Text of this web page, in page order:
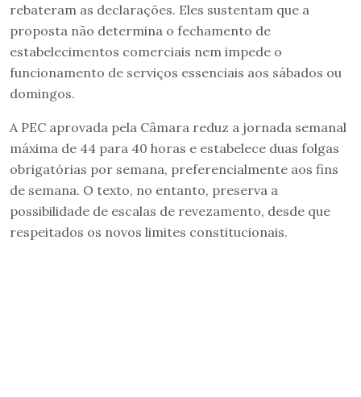
rebateram as declarações. Eles sustentam que a
proposta não determina o fechamento de
estabelecimentos comerciais nem impede o
funcionamento de serviços essenciais aos sábados ou
domingos.
A PEC aprovada pela Câmara reduz a jornada semanal
máxima de 44 para 40 horas e estabelece duas folgas
obrigatórias por semana, preferencialmente aos fins
de semana. O texto, no entanto, preserva a
possibilidade de escalas de revezamento, desde que
respeitados os novos limites constitucionais.